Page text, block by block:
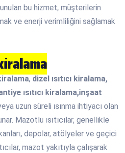
bu hizmet, müşterilerin
ve enerji verimliliğini sağlamak
, dizel ısıtıcı kiralama,
ısıtıcı kiralama,inşaat
uzun süreli ısınma ihtiyacı olan
Mazotlu ısıtıcılar, genellikle
depolar, atölyeler ve geçici
mazot yakıtıyla çalışarak